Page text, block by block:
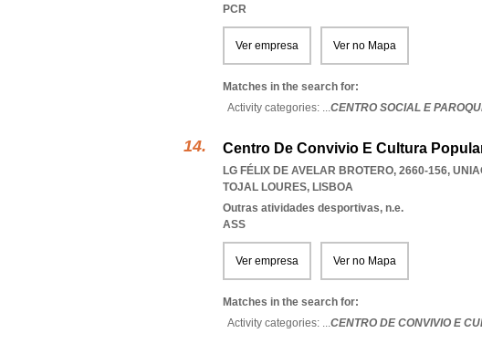
PCR
Ver empresa Ver no Mapa
Matches in the search for:
Activity categories: ...CENTRO SOCIAL E
Centro De Convivio E Cultura
LG FÉLIX DE AVELAR BROTERO, 2660-156,
TOJAL LOURES, LISBOA
Outras atividades desportivas, n.e.
ASS
Ver empresa Ver no Mapa
Matches in the search for:
Activity categories: ...CENTRO DE CONVIVIO E